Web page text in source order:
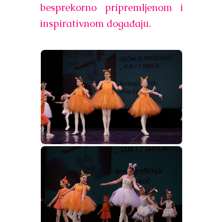
besprekorno pripremljenom i
inspirativnom događaju.